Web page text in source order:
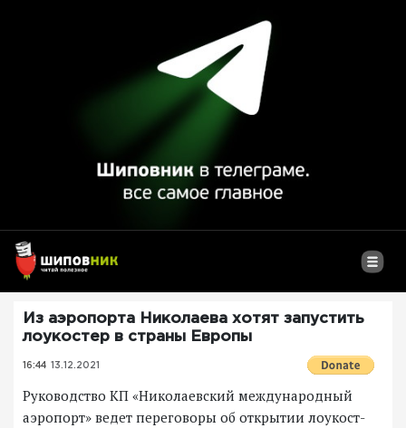
Из аэропорта Николаева хотят запустить
лоукостер в страны Европы
16:44 13.12.2021
Руководство КП «Николаевский международный
аэропорт» ведет переговоры об открытии лоукост-